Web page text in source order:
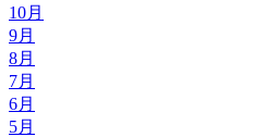
10月
9月
8月
7月
6月
5月